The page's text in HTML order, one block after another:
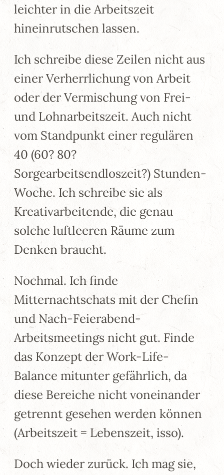
leichter in die Arbeitszeit
hineinrutschen lassen.
Ich schreibe diese Zeilen nicht aus
einer Verherrlichung von Arbeit
oder der Vermischung von Frei-
und Lohnarbeitszeit. Auch nicht
vom Standpunkt einer regulären
40 (60? 80?
Sorgearbeitsendloszeit?) Stunden-
Woche. Ich schreibe sie als
Kreativarbeitende, die genau
solche luftleeren Räume zum
Denken braucht.
Nochmal. Ich finde
Mitternachtschats mit der Chefin
und Nach-Feierabend-
Arbeitsmeetings nicht gut. Finde
das Konzept der Work-Life-
Balance mitunter gefährlich, da
diese Bereiche nicht voneinander
getrennt gesehen werden können
(Arbeitszeit = Lebenszeit, isso).
Doch wieder zurück. Ich mag sie,